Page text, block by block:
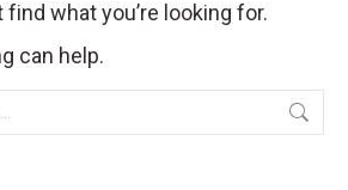
find what you’re looking for.
can help.